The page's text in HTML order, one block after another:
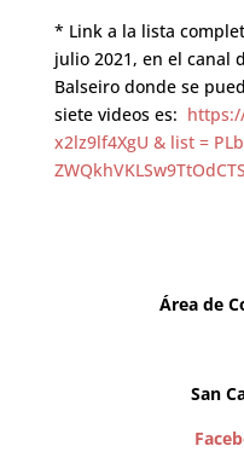
* Link a la lista
julio 2021, en el canal
Balseiro donde se
siete videos es:
x2lz9lf4XgU & list =
Área de
San